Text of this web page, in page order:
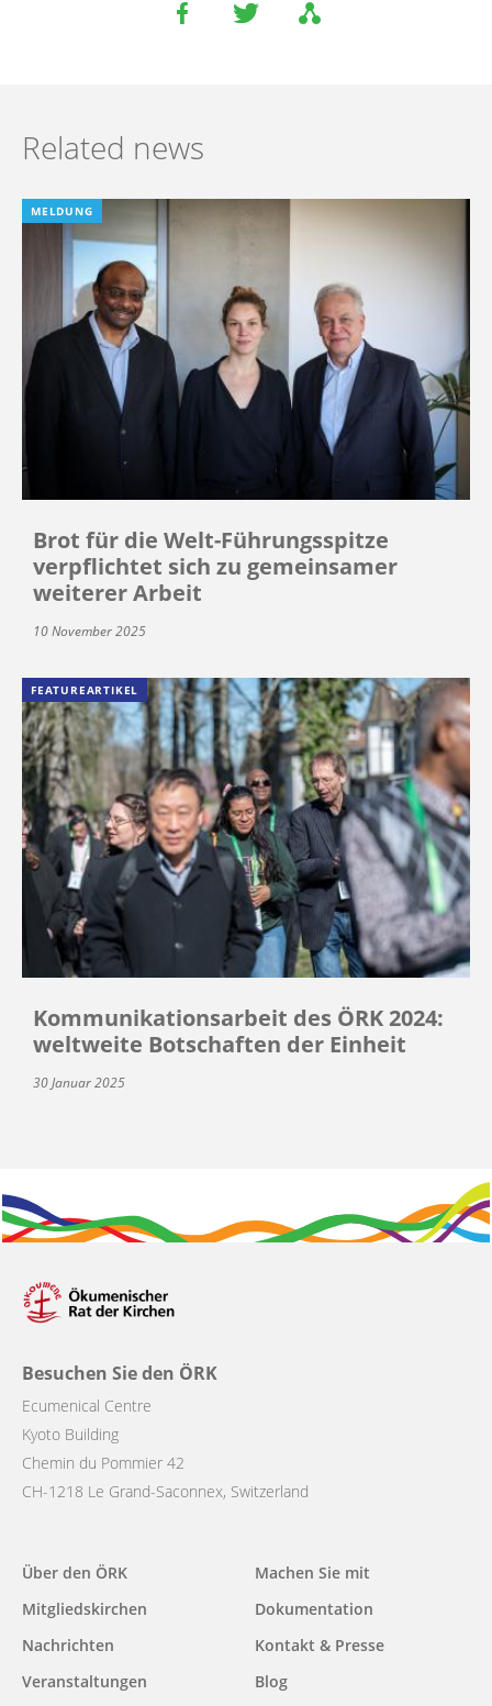
Related news
MELDUNG
Brot für die Welt-Führungsspitze
verpflichtet sich zu gemeinsamer
weiterer Arbeit
10 November 2025
FEATUREARTIKEL
Kommunikationsarbeit des ÖRK 2024:
weltweite Botschaften der Einheit
30 Januar 2025
Besuchen Sie den ÖRK
Ecumenical Centre
Kyoto Building
Chemin du Pommier 42
CH-1218 Le Grand-Saconnex, Switzerland
Main
navigation
Über den ÖRK
Mitgliedskirchen
Nachrichten
Veranstaltungen
Machen Sie mit
Dokumentation
Kontakt & Presse
Blog